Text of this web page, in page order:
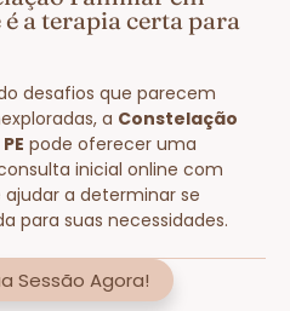
a terapia certa para
desafios que parecem
a Constelação
pode oferecer uma
inicial online com
ajudar a determinar se
para suas necessidades.
Sessão Agora!